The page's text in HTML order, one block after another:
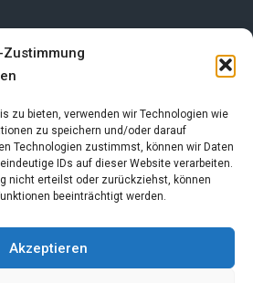
Zustimmung
zu bieten, verwenden wir Technologien wie
zu speichern und/oder darauf
Technologien zustimmst, können wir Daten
IDs auf dieser Website verarbeiten.
nicht erteilst oder zurückziehst, können
beeinträchtigt werden.
Akzeptieren